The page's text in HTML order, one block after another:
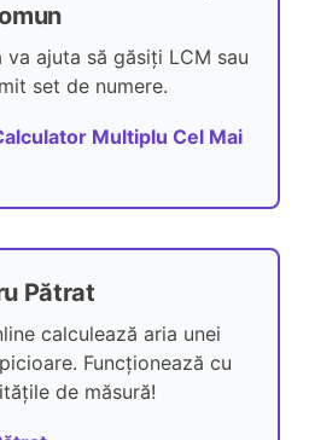
ajuta să găsiți LCM sau
set de numere.
Multiplu Cel Mai
Pătrat
calculează aria unei
Funcționează cu
de măsură!